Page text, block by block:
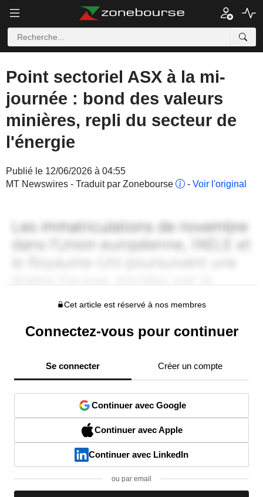
Point sectoriel ASX à la mi-
journée : bond des valeurs
minières, repli du secteur de
l'énergie
Publié le 12/06/2026 à 04:55
MT Newswires - Traduit par Zonebourse
- Voir l'original
Cet article est réservé à nos membres
Connectez-vous pour continuer
Se connecter Créer un compte
Continuer avec Google
Continuer avec Apple
Continuer avec LinkedIn
ou par email